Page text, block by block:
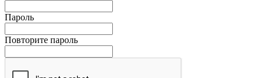
Пароль
Повторите пароль